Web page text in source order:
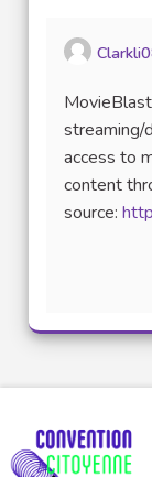
streaming/
access to
content
source: